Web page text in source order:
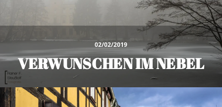
02/02/2019
VERWUNSCHEN IM NEBEL